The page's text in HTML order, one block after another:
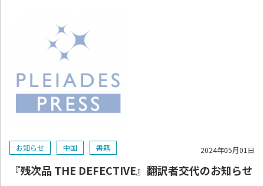
お知らせ 中国 書籍 2024年05月01日
『残次品 THE DEFECTIVE』翻訳者交代のお知らせ